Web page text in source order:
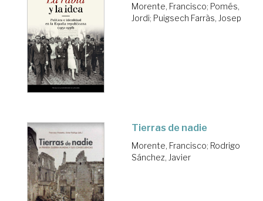
Morente, Francisco; Pomés,
Jordi; Puigsech Farràs, Josep
Tierras de nadie
Morente, Francisco; Rodrigo
Sánchez, Javier